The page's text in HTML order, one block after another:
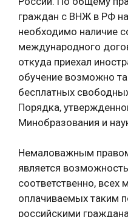
граждан с ВНЖ в РФ
необходимо наличие
международного
откуда приехал
обучение возможно
бесплатных
Порядка,
Минобразования и
Немаловажным
является
соответственно, всех
оплачиваемых таким
российскими